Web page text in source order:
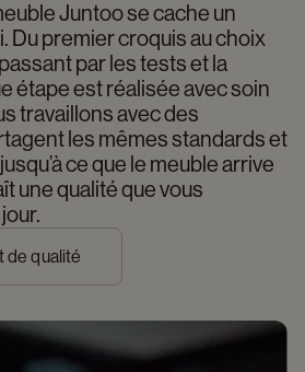
Juntoo se cache un
Du premier croquis au choix
par les tests et la
étape est réalisée avec soin
travaillons avec des
les mêmes standards et
ce que le meuble arrive
une qualité que vous
de qualité